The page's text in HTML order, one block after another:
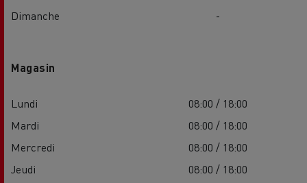
Dimanche
-
Magasin
Lundi
08:00 / 18:00
Mardi
08:00 / 18:00
Mercredi
08:00 / 18:00
Jeudi
08:00 / 18:00